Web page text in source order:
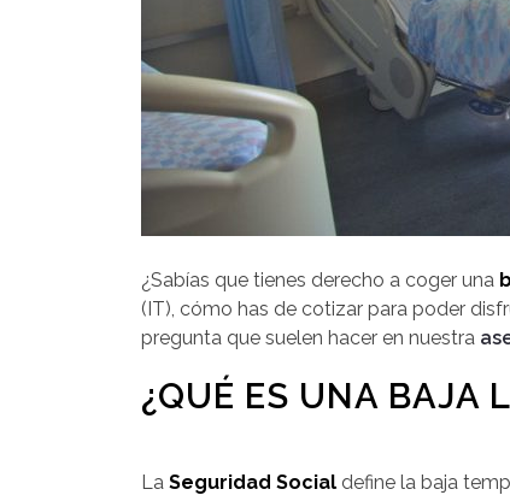
¿Sabías que tienes derecho a coger una
(IT), cómo has de cotizar para poder
pregunta que suelen hacer en nuestra
¿QUÉ ES UNA BAJA
La Seguridad Social define la baja